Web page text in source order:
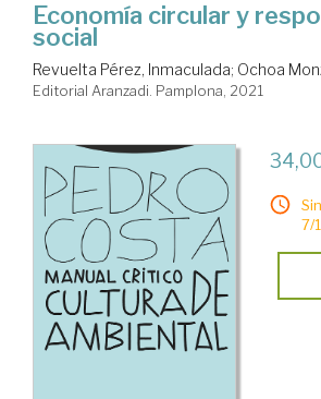
Economía circular y
social
Revuelta Pérez, Inmaculada; Ochoa
Editorial Aranzadi. Pamplona, 2021
7/